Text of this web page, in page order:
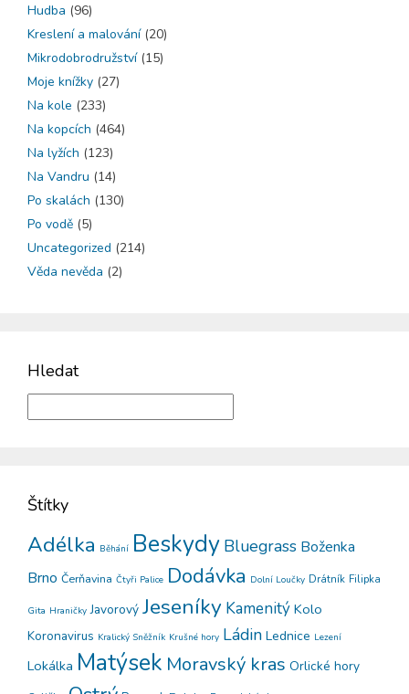
Hudba (96)
Kreslení a malování(20)
Mikrodobrodružství(15)
Moje knížky (27)
Na kole (233)
Na kopcích (464)
Na lyžích (123)
Na Vandru (14)
Po skalách (130)
Po vodě (5)
Uncategorized (214)
Věda nevěda (2)
Hledat
Štítky
Adélka Běhání Beskydy Bluegrass Boženka
Brno Čerňavina Čtyři Palice Dodávka Dolní Loučky Drátník Filipka
Gita Hraničky Javorový Jeseníky Kamenitý Kolo
Koronavirus Kralický Sněžník Krušné hory Ládin Lednice Lezení
Lokálka Matýsek Moravský kras Orlické hory